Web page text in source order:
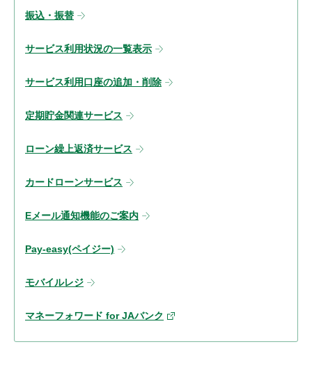
振込・振替
サービス利用状況の一覧表示
サービス利用口座の追加・削除
定期貯金関連サービス
ローン繰上返済サービス
カードローンサービス
Eメール通知機能のご案内
Pay-easy(ペイジー)
モバイルレジ
マネーフォワード for JAバンク